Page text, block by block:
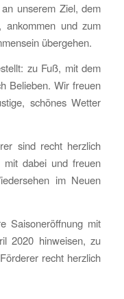
unserem Ziel, dem
ankommen und zum
übergehen.
zu Fuß, mit dem
Belieben. Wir freuen
schönes Wetter
sind recht herzlich
mit dabei und freuen
im Neuen
Saisoneröffnung mit
2020 hinweisen, zu
recht herzlich